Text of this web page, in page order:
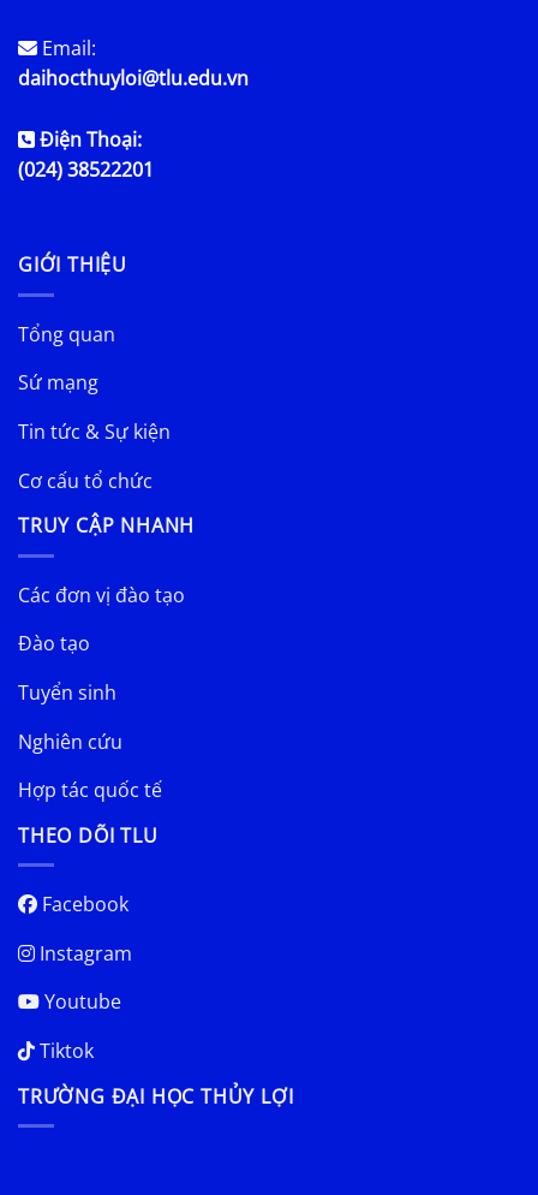
Email:
daihocthuyloi@tlu.edu.vn
Điện Thoại:
(024) 38522201
GIỚI THIỆU
Tổng quan
Sứ mạng
Tin tức & Sự kiện
Cơ cấu tổ chức
TRUY CẬP NHANH
Các đơn vị đào tạo
Đào tạo
Tuyển sinh
Nghiên cứu
Hợp tác quốc tế
THEO DÕI TLU
Facebook
Instagram
Youtube
Tiktok
TRƯỜNG ĐẠI HỌC THỦY LỢI